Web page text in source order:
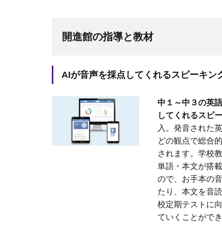
開進館の指導と教材
AIが音声を採点してくれるスピーキン
中１～中３の英
してくれるスピ
入。発音された
どの観点で総合
されます。学校
単語・本文が搭
ので、お手本の
たり、本文を音
校定期テストに
ていくことができ